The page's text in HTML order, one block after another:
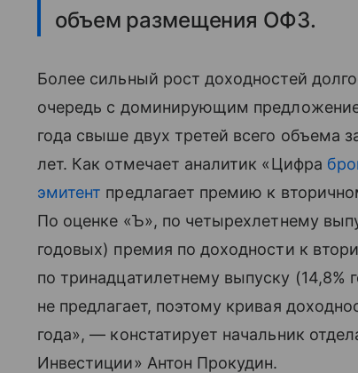
объем размещения ОФЗ.
Более сильный рост доходностей
очередь с доминирующим
года свыше двух третей всего объема
лет. Как отмечает аналитик «Цифра
эмитент предлагает премию к
По оценке «Ъ», по четырехлетнему
годовых) премия по доходности к
по тринадцатилетнему выпуску
не предлагает, поэтому кривая
года», — констатирует начальник
Инвестиции» Антон Прокудин.